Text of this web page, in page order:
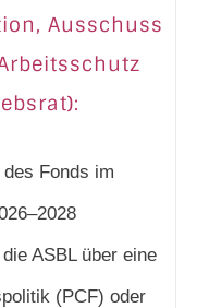
Ausschuss
Fonds im
ASBL über eine
(PCF) oder